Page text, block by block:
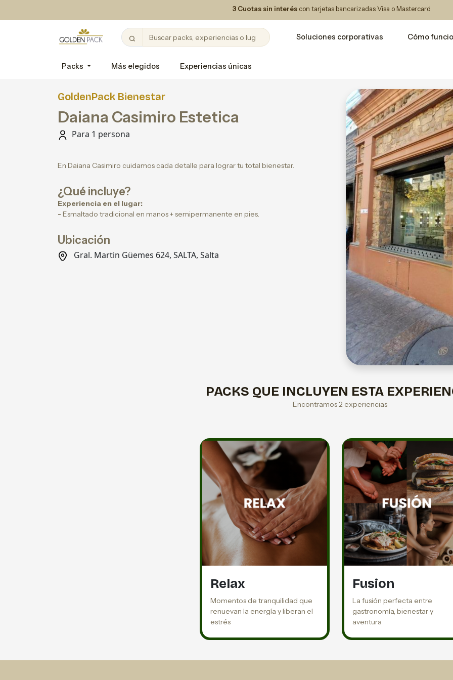
3 Cuotas sin interés con tarjetas bancarizadas Visa o Mastercard
Soluciones corporativas Cómo
Packs Más elegidos Experiencias únicas
GoldenPack Bienestar
Daiana Casimiro Estetica
Para 1 persona
En Daiana Casimiro cuidamos cada detalle para lograr tu total bienestar.
¿Qué incluye?
Experiencia en el lugar:
- Esmaltado tradicional en manos + semipermanente en pies.
Ubicación
Gral. Martin Güemes 624, SALTA, Salta
PACKS QUE INCLUYEN ESTA
Encontramos 2 experiencias
Relax
Momentos de tranquilidad que
renuevan la energía y liberan el
estrés
Fusion
La fusión perfecta entre
gastronomía, bienestar y
aventura